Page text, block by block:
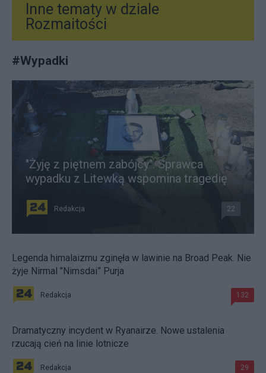
Inne tematy w dziale
Rozmaitości
#Wypadki
"Żyję z piętnem zabójcy". Sprawca
wypadku z Litewką wspomina tragedię
Redakcja 22
Legenda himalaizmu zginęła w lawinie na Broad Peak. Nie
żyje Nirmal "Nimsdai” Purja
Redakcja 132
Dramatyczny incydent w Ryanairze. Nowe ustalenia
rzucają cień na linie lotnicze
Redakcja 29